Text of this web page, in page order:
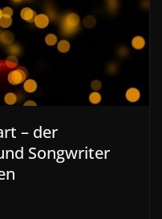
– der
Songwriter